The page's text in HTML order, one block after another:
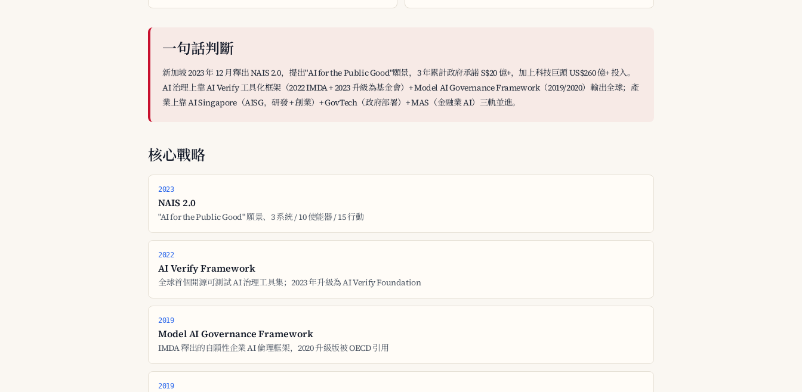
一句話判斷
新加坡 2023 年 12 月釋出 NAIS 2.0，提出"AI for the Public Good"願景，3 年累計政府承諾 S$20 億+，加上科技巨頭 US$260 億+ 投入。
AI 治理上靠 AI Verify 工具化框架（2022 IMDA + 2023 升級為基金會）+ Model AI Governance Framework（2019/2020）輸出全球；產
業上靠 AI Singapore（AISG，研發 + 創業）+ GovTech（政府部署）+ MAS（金融業 AI）三軌並進。
核心戰略
2023
NAIS 2.0
"AI for the Public Good" 願景、3 系統 / 10 使能器 / 15 行動
2022
AI Verify Framework
全球首個開源可測試 AI 治理工具集；2023 年升級為 AI Verify Foundation
2019
Model AI Governance Framework
IMDA 釋出的自願性企業 AI 倫理框架，2020 升級版被 OECD 引用
2019